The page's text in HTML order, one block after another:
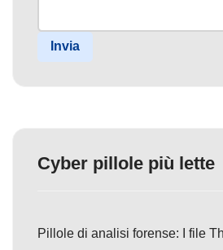
Invia
Cyber pillole più lette
Pillole di analisi forense: I file